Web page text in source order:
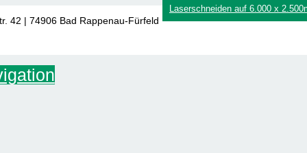
42 | 74906 Bad Rappenau-Fürfeld
Laserschneiden auf 6.000 x